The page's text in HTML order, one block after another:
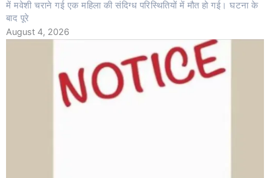
में मवेशी चराने गई एक महिला की संदिग्ध परिस्थितियों में मौत हो गई। घटना के
बाद पूरे
August 4, 2026